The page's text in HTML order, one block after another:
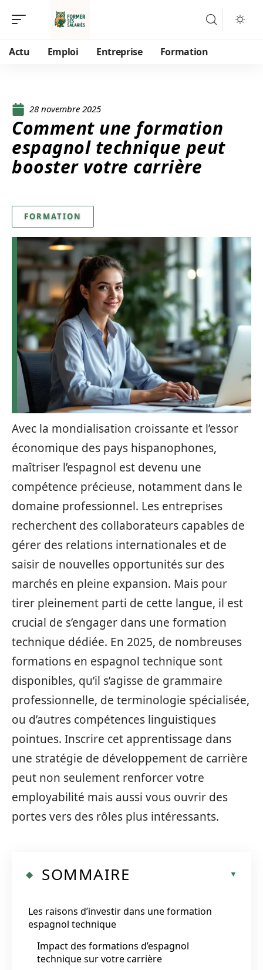
Actu Emploi Entreprise Formation
28 novembre 2025
Comment une formation
espagnol technique peut
booster votre carrière
FORMATION
Avec la mondialisation croissante et l’essor
économique des pays hispanophones,
maîtriser l’espagnol est devenu une
compétence précieuse, notamment dans le
domaine professionnel. Les entreprises
recherchent des collaborateurs capables de
gérer des relations internationales et de
saisir de nouvelles opportunités sur des
marchés en pleine expansion. Mais pour
tirer pleinement parti de cette langue, il est
crucial de s’engager dans une formation
technique dédiée. En 2025, de nombreuses
formations en espagnol technique sont
disponibles, qu’il s’agisse de grammaire
professionnelle, de terminologie spécialisée,
ou d’autres compétences linguistiques
pointues. Inscrire cet apprentissage dans
une stratégie de développement de carrière
peut non seulement renforcer votre
employabilité mais aussi vous ouvrir des
portes vers des rôles plus intéressants.
SOMMAIRE
Les raisons d’investir dans une formation
espagnol technique
Impact des formations d’espagnol
technique sur votre carrière